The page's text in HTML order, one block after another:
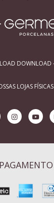
DOWNLOAD
LOJAS